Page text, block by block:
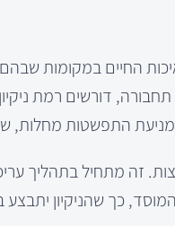
החיים במקומות
דורשים רמת
התפשטות מחלות,
זה מתחיל בתהליך
כך שהניקיון